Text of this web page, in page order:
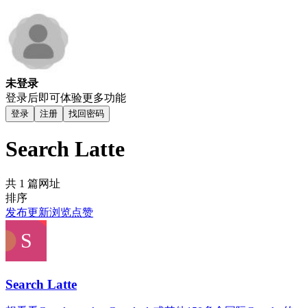
未登录
登录后即可体验更多功能
登录 注册 找回密码
Search Latte
共 1 篇网址
排序
发布更新浏览点赞
Search Latte